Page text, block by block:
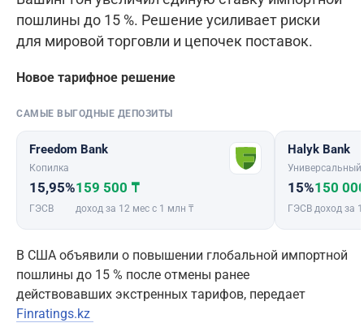
пошлины до 15 %. Решение усиливает риски
для мировой торговли и цепочек поставок.
Новое тарифное решение
САМЫЕ ВЫГОДНЫЕ ДЕПОЗИТЫ
Freedom Bank
Копилка
15,95%
ГЭСВ
159 500 ₸
доход за 12 мес с 1 млн ₸
Halyk Bank
Универсальный
15%
ГЭСВ
150
доход за
В США объявили о повышении глобальной импортной
пошлины до 15 % после отмены ранее
действовавших экстренных тарифов, передает
Finratings.kz